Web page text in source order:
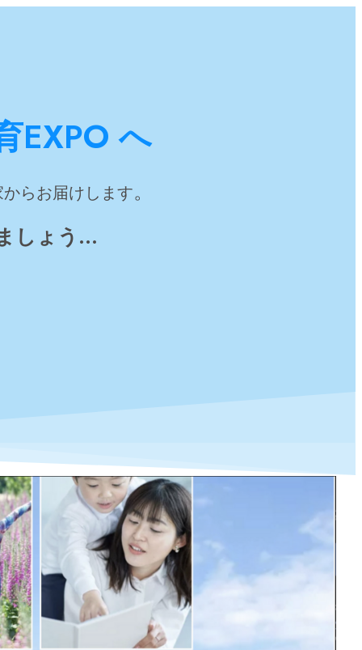
EXPO へ
らお届けします。
しょう…